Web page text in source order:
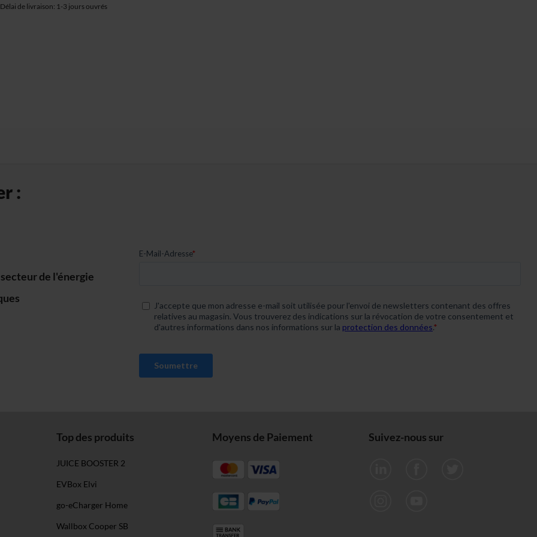
Délai de livraison: 1-3 jours ouvrés
:
de l'énergie
Top des produits
JUICE BOOSTER 2
EVBox Elvi
go-eCharger Home
Wallbox Cooper SB
Moyens de Paiement Suivez-nous sur